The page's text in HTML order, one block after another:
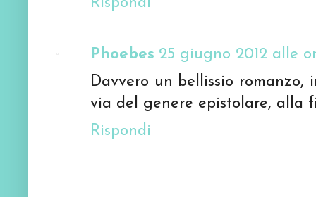
Rispondi
Phoebes 25 giugno 2012 alle
Davvero un bellissio
via del genere epistolare, alla
Rispondi